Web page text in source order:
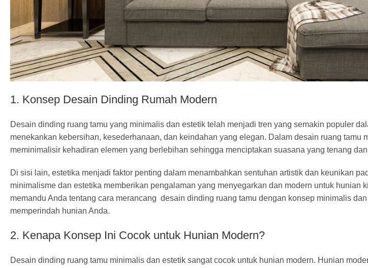
1. Konsep Desain Dinding Rumah Modern
Desain dinding ruang tamu yang minimalis dan estetik telah menjadi tren yang semakin populer
menekankan kebersihan, kesederhanaan, dan keindahan yang elegan. Dalam desain ruang tamu
meminimalisir kehadiran elemen yang berlebihan sehingga menciptakan suasana yang tenang
Di sisi lain, estetika menjadi faktor penting dalam menambahkan sentuhan artistik dan keunikan
minimalisme dan estetika memberikan pengalaman yang menyegarkan dan modern untuk hunian
memandu Anda tentang cara merancang desain dinding ruang tamu dengan konsep minimalis
memperindah hunian Anda.
2. Kenapa Konsep Ini Cocok untuk Hunian Modern?
Desain dinding ruang tamu minimalis dan estetik sangat cocok untuk hunian modern. Hunian